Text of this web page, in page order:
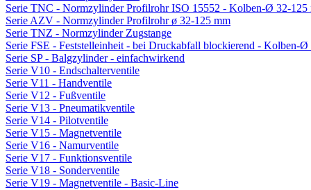
Serie TNC - Normzylinder Profilrohr ISO 15552 - Kolben-Ø 32-125
Serie AZV - Normzylinder Profilrohr ø 32-125 mm
Serie TNZ - Normzylinder Zugstange
Serie FSE - Feststelleinheit - bei Druckabfall blockierend - Kolben-Ø
Serie SP - Balgzylinder - einfachwirkend
Serie V10 - Endschalterventile
Serie V11 - Handventile
Serie V12 - Fußventile
Serie V13 - Pneumatikventile
Serie V14 - Pilotventile
Serie V15 - Magnetventile
Serie V16 - Namurventile
Serie V17 - Funktionsventile
Serie V18 - Sonderventile
Serie V19 - Magnetventile - Basic-Line